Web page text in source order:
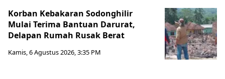
Korban Kebakaran Sodonghilir
Mulai Terima Bantuan Darurat,
Delapan Rumah Rusak Berat
Kamis, 6 Agustus 2026, 3:35 PM